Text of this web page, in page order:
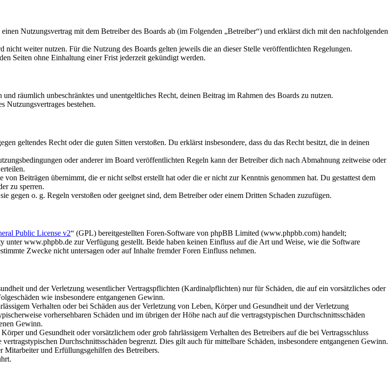
Nutzungsvertrag mit dem Betreiber des Boards ab (im Folgenden „Betreiber“) und erklärst dich mit den nachfolgenden
nicht weiter nutzen. Für die Nutzung des Boards gelten jeweils die an dieser Stelle veröffentlichten Regelungen.
Seiten ohne Einhaltung einer Frist jederzeit gekündigt werden.
räumlich unbeschränktes und unentgeltliches Recht, deinen Beitrag im Rahmen des Boards zu nutzen.
Nutzungsvertrages bestehen.
geltendes Recht oder die guten Sitten verstoßen. Du erklärst insbesondere, dass du das Recht besitzt, die in deinen
oder anderer im Board veröffentlichten Regeln kann der Betreiber dich nach Abmahnung zeitweise oder
Beiträgen übernimmt, die er nicht selbst erstellt hat oder die er nicht zur Kenntnis genommen hat. Du gestattest dem
zu sperren.
gegen o. g. Regeln verstoßen oder geeignet sind, dem Betreiber oder einem Dritten Schaden zuzufügen.
Public License v2“ (GPL) bereitgestellten Foren-Software von phpBB Limited (www.phpbb.com) handelt;
unter www.phpbb.de zur Verfügung gestellt. Beide haben keinen Einfluss auf die Art und Weise, wie die Software
Zwecke nicht untersagen oder auf Inhalte fremder Foren Einfluss nehmen.
und der Verletzung wesentlicher Vertragspflichten (Kardinalpflichten) nur für Schäden, die auf ein vorsätzliches oder
wie insbesondere entgangenen Gewinn.
Verhalten oder bei Schäden aus der Verletzung von Leben, Körper und Gesundheit und der Verletzung
vorhersehbaren Schäden und im übrigen der Höhe nach auf die vertragstypischen Durchschnittsschäden
Gewinn.
und Gesundheit oder vorsätzlichem oder grob fahrlässigem Verhalten des Betreibers auf die bei Vertragsschluss
Durchschnittsschäden begrenzt. Dies gilt auch für mittelbare Schäden, insbesondere entgangenen Gewinn.
Mitarbeiter und Erfüllungsgehilfen des Betreibers.